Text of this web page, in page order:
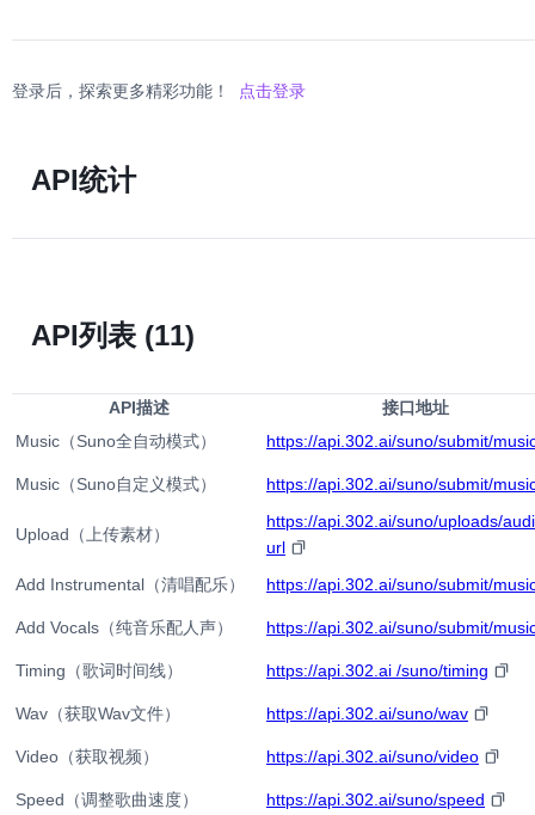
登录后，探索更多精彩功能！ 点击登录
API统计
API列表 (11)
API描述
接口地址
Music（Suno全自动模式）
https://api.302.ai/suno/submit/
Music（Suno自定义模式） https://api.302.ai/suno/submit/
Upload（上传素材）
https://api.302.ai/suno/uploads/
url
Add Instrumental（清唱配乐）
https://api.302.ai/suno/submit/
Add Vocals（纯音乐配人声） https://api.302.ai/suno/submit/
Timing（歌词时间线） https://api.302.ai /suno/timing
Wav（获取Wav文件） https://api.302.ai/suno/wav
Video（获取视频） https://api.302.ai/suno/video
Speed（调整歌曲速度） https://api.302.ai/suno/speed